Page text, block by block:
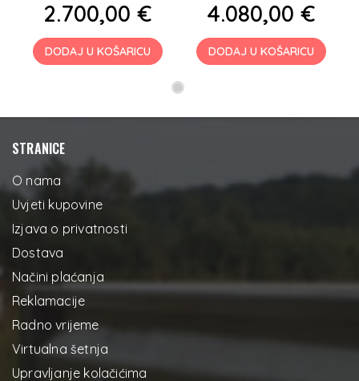
2.700,00 €
DODAJ U KOŠARICU
4.080,00 €
DODAJ U KOŠARICU
STRANICE
O nama
Uvjeti kupovine
Izjava o privatnosti
Dostava
Načini plaćanja
Reklamacije
Radno vrijeme
Virtualna šetnja
Upravljanje kolačićima